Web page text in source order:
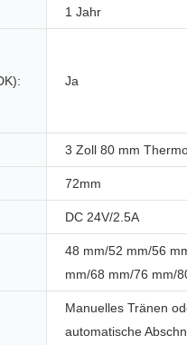
1 Jahr
Ja
3 Zoll 80 mm
72mm
DC 24V/2.5A
48 mm/52 mm/56
mm/68 mm/76 mm/
Manuelles Tränen
automatische